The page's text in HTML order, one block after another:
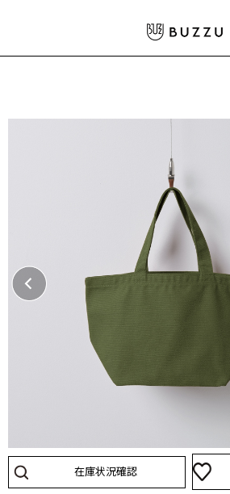
トートバッグ
12oz ヘヴィーキャンバスランチバッグ
在庫状況確認